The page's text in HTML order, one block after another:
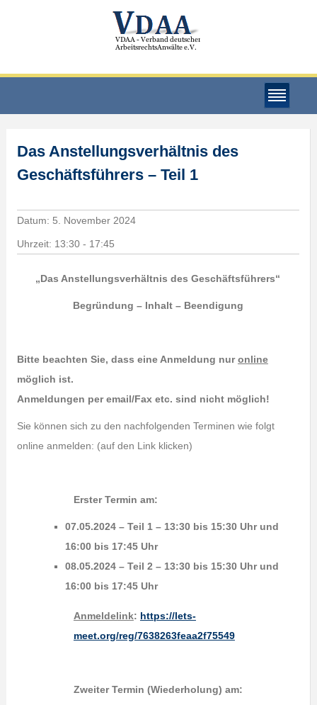
Das Anstellungsverhältnis des
Geschäftsführers – Teil 1
Datum: 5. November 2024
Uhrzeit: 13:30 - 17:45
„Das Anstellungsverhältnis des Geschäftsführers“
Begründung – Inhalt – Beendigung
Bitte beachten Sie, dass eine Anmeldung nuronline
möglich ist.
Anmeldungen per email/Fax etc. sind nicht möglich!
Sie können sich zu den nachfolgenden Terminen wie folgt
online anmelden: (auf den Link klicken)
Erster Termin am:
07.05.2024 – Teil 1 – 13:30 bis 15:30 Uhr und
16:00 bis 17:45 Uhr
08.05.2024 – Teil 2 – 13:30 bis 15:30 Uhr und
16:00 bis 17:45 Uhr
Anmeldelink: https://lets-
meet.org/reg/7638263feaa2f75549
Zweiter Termin (Wiederholung) am: